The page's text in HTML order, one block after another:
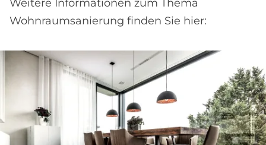
Weitere Informationen zum Thema
Wohnraumsanierung finden Sie hier: